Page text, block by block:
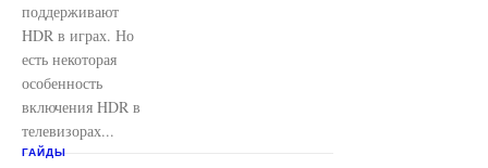
поддерживают
HDR в играх. Но
есть некоторая
особенность
включения HDR в
телевизорах...
ГАЙДЫ